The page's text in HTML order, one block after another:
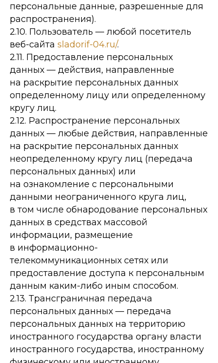
персональные данные, разрешенные для
распространения).
2.10. Пользователь — любой посетитель
веб-сайта sladorif-04.ru/.
2.11. Предоставление персональных
данных — действия, направленные
на раскрытие персональных данных
определенному лицу или определенному
кругу лиц.
2.12. Распространение персональных
данных — любые действия, направленные
на раскрытие персональных данных
неопределенному кругу лиц (передача
персональных данных) или
на ознакомление с персональными
данными неограниченного круга лиц,
в том числе обнародование персональных
данных в средствах массовой
информации, размещение
в информационно-
телекоммуникационных сетях или
предоставление доступа к персональным
данным каким-либо иным способом.
2.13. Трансграничная передача
персональных данных — передача
персональных данных на территорию
иностранного государства органу власти
иностранного государства, иностранному